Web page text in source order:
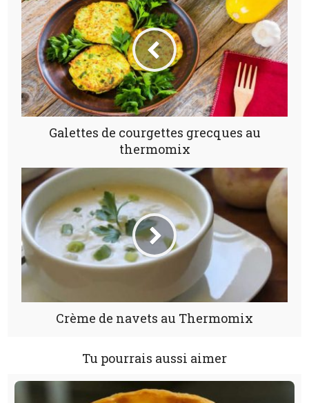
Galettes de courgettes grecques au
thermomix
Crème de navets au Thermomix
Tu pourrais aussi aimer